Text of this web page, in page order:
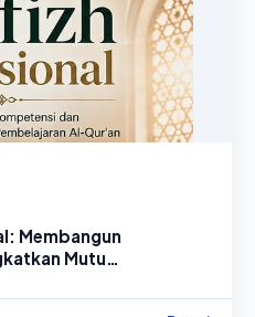
Membangun
Mutu